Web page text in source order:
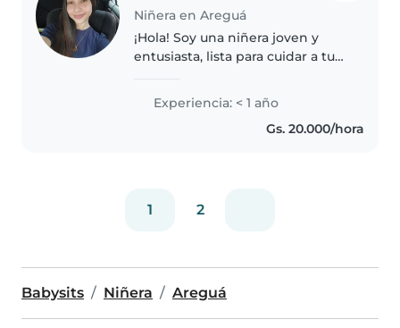
Niñera en Areguá
¡Hola! Soy una niñera joven y
entusiasta, lista para cuidar a tus
creatividad. Aunque no tengo
experiencia formal, estoy
estudiando y me encanta
Experiencia: < 1 año
Gs. 20.000/hora
1 2
Babysits Niñera Areguá